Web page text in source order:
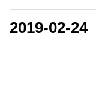
2019-02-24